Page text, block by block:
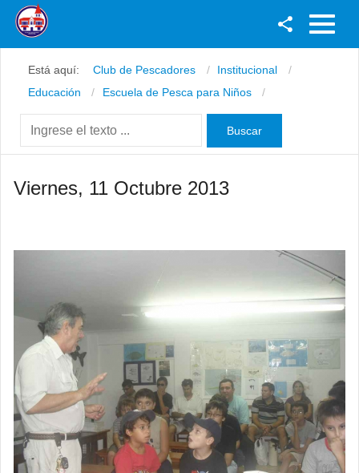
Youtube
Instagram
Está aquí: Club de Pescadores
Institucional
Educación
Escuela de Pesca para Niños
Viernes, 11 Octubre 2013